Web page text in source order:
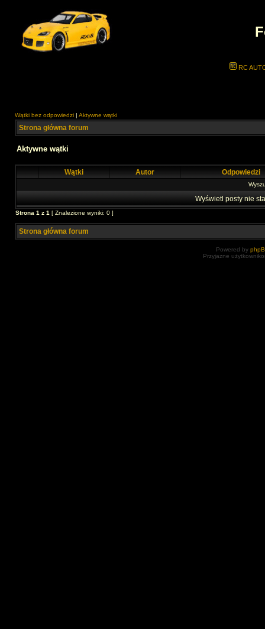
RC
Wątki bez odpowiedzi | Aktywne wątki
Strona główna forum
Aktywne wątki
Wątki Autor Odpowiedzi
Wyświetl posty nie
Strona 1 z 1 [ Znalezione wyniki: 0 ]
Strona główna forum
Powered by
Przyjazne